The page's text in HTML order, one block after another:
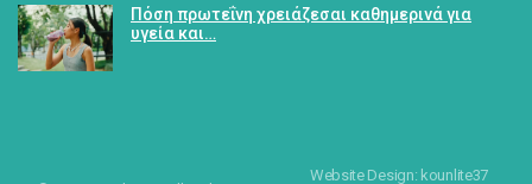
Πόση πρωτεΐνη χρειάζεσαι καθημερινά για
υγεία και…
Website Design: kounlite37